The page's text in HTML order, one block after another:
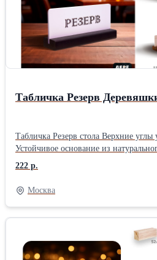
Табличка Резерв
Табличка Резерв стола Верхние углы
Устойчивое основание из
Окрашено безопасной,
эмульсией черного цвета. Сквозь
структура натурального дерева.
общепита, кафе и ресторанах. Товар
222 р.
Москва